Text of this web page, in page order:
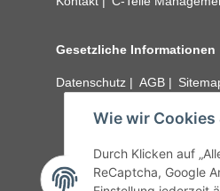
Wie wir Cookies
Durch Klicken auf
ReCaptcha, Google
Gesetzliche Informationen
Datenschutz AGB